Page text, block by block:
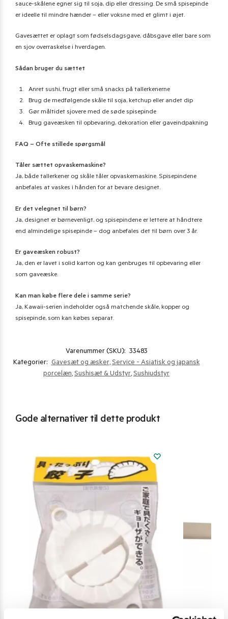
sauce-skålene egner sig til soja, dip eller dressing. De små spisepinde
er ideelle til mindre hænder – eller voksne med et glimt i øjet.
Gavesættet er oplagt som fødselsdagsgave, dåbsgave eller bare som
en sjov overraskelse i hverdagen.
Sådan bruger du sættet
Anret sushi, frugt eller små snacks på tallerkenerne
Brug de medfølgende skåle til soja, ketchup eller andet dip
Gør måltidet sjovere med de søde spisepinde
Brug gaveæsken til opbevaring, dekoration eller gaveindpakning
FAQ – Ofte stillede spørgsmål
Tåler sættet opvaskemaskine?
Ja, både tallerkener og skåle tåler opvaskemaskine. Spisepindene
anbefales at vaskes i hånden for at bevare designet.
Er det velegnet til børn?
Ja, designet er børnevenligt, og spisepindene er lettere at håndtere
end almindelige spisepinde – dog anbefales det til børn over 3 år.
Er gaveæsken robust?
Ja, den er lavet i solid karton og kan genbruges til opbevaring eller
som gaveæske.
Kan man købe flere dele i samme serie?
Ja, Kawaii-serien indeholder også matchende skåle, kopper og
spisepinde, som kan købes separat.
Varenummer (SKU): 33483
Kategorier: Gavesæt og æsker,Service - Asiatisk og japansk
porcelæn, Sushisæt & Udstyr, Sushiudstyr
Gode alternativer til dette produkt